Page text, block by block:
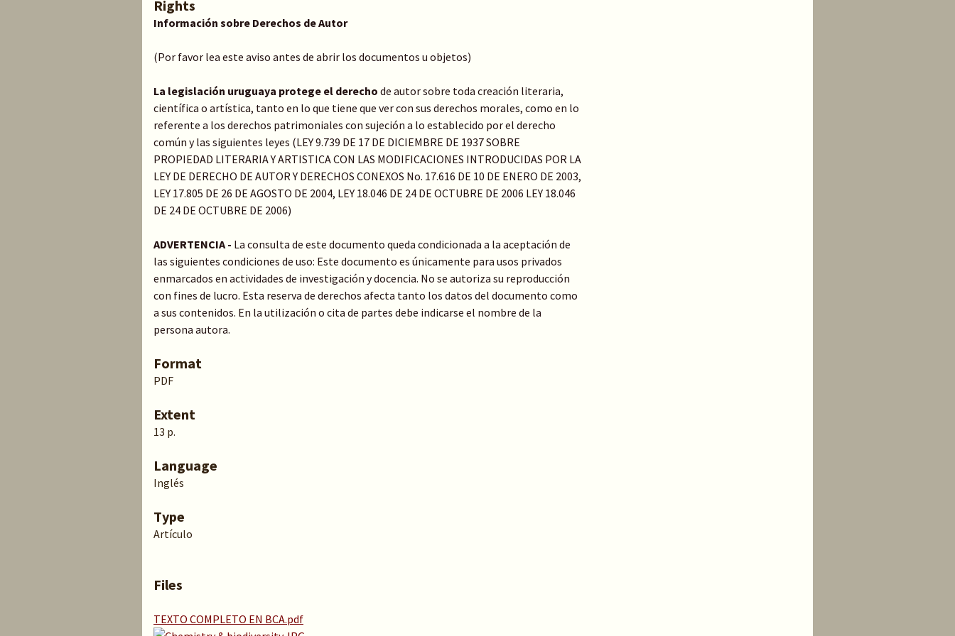
Rights
Información sobre Derechos de Autor
(Por favor lea este aviso antes de abrir los documentos u objetos)
La legislación uruguaya protege el derecho de autor sobre toda creación literaria,
científica o artística, tanto en lo que tiene que ver con sus derechos morales, como en lo
referente a los derechos patrimoniales con sujeción a lo establecido por el derecho
común y las siguientes leyes (LEY 9.739 DE 17 DE DICIEMBRE DE 1937 SOBRE
PROPIEDAD LITERARIA Y ARTISTICA CON LAS MODIFICACIONES INTRODUCIDAS POR LA
LEY DE DERECHO DE AUTOR Y DERECHOS CONEXOS No. 17.616 DE 10 DE ENERO DE 2003,
LEY 17.805 DE 26 DE AGOSTO DE 2004, LEY 18.046 DE 24 DE OCTUBRE DE 2006 LEY 18.046
DE 24 DE OCTUBRE DE 2006)
ADVERTENCIA - La consulta de este documento queda condicionada a la aceptación de
las siguientes condiciones de uso: Este documento es únicamente para usos privados
enmarcados en actividades de investigación y docencia. No se autoriza su reproducción
con fines de lucro. Esta reserva de derechos afecta tanto los datos del documento como
a sus contenidos. En la utilización o cita de partes debe indicarse el nombre de la
persona autora.
Format
PDF
Extent
13 p.
Language
Inglés
Type
Artículo
Files
TEXTO COMPLETO EN BCA.pdf